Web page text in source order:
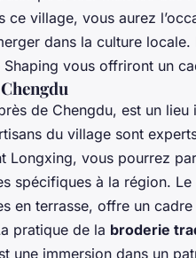
ce village, vous aurez
dans la culture
vous offriront un
de Chengdu, est un
du village sont
Longxing, vous pourrez
spécifiques à la région.
en terrasse, offre un
pratique de la broderie
une immersion dans un